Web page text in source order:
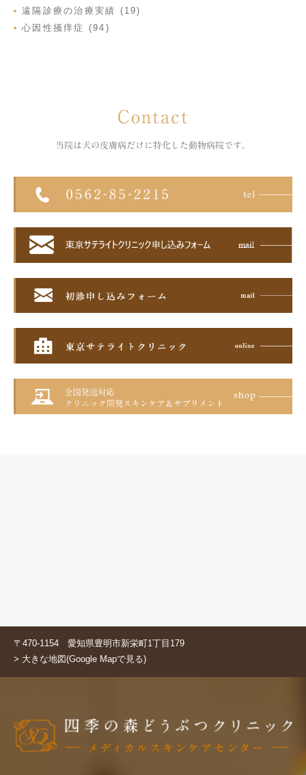
遠隔診療の治療実績 (19)
心因性掻痒症 (94)
Contact
当院は犬の皮膚病だけに特化した 動物病院です。
〒470-1154 愛知県豊明市新栄町1丁目179
> 大きな地図(Google Mapで見る)